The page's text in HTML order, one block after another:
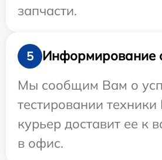
запчасти.
5
Информирование
Мы сообщим Вам о
тестировании техники
курьер доставит ее к
в офис.